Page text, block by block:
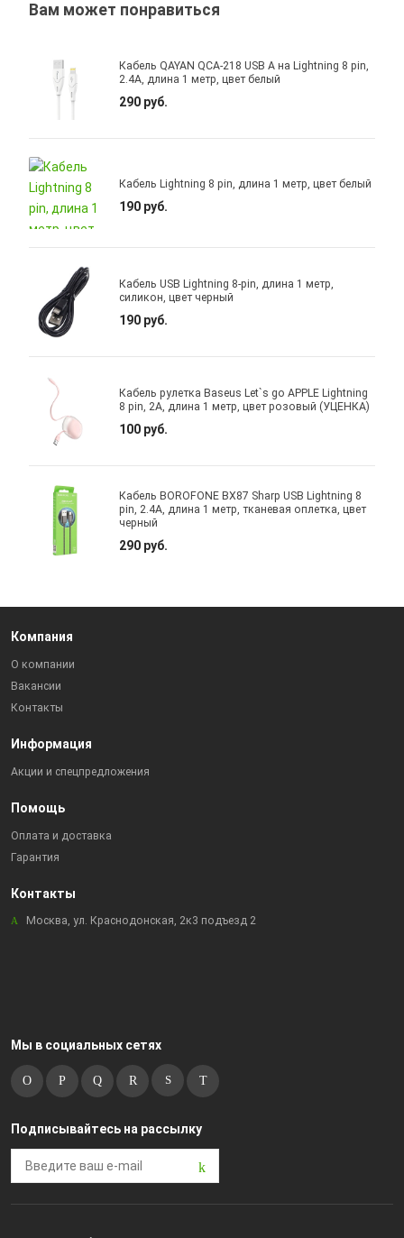
Вам может понравиться
Кабель QAYAN QCA-218 USB A на Lightning 8 pin,
2.4A, длина 1 метр, цвет белый
290 руб.
Кабель Lightning 8 pin, длина 1 метр, цвет белый
190 руб.
Кабель USB Lightning 8-pin, длина 1 метр,
силикон, цвет черный
190 руб.
Кабель рулетка Baseus Let`s go APPLE Lightning
8 pin, 2A, длина 1 метр, цвет розовый (УЦЕНКА)
100 руб.
Кабель BOROFONE BX87 Sharp USB Lightning 8
pin, 2.4A, длина 1 метр, тканевая оплетка, цвет
черный
290 руб.
Компания
О компании
Вакансии
Контакты
Информация
Акции и спецпредложения
Помощь
Оплата и доставка
Гарантия
Контакты
Москва, ул. Краснодонская, 2к3 подъезд 2
Мы в социальных сетях
Подписывайтесь на рассылку